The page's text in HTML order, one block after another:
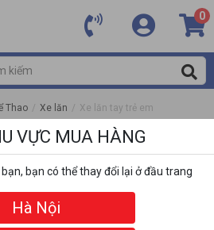
0
Thao / Xe lăn / Xe lăn tay trẻ em
VỰC MUA HÀNG
bạn có thể thay đổi lại ở đầu trang
Hà Nội